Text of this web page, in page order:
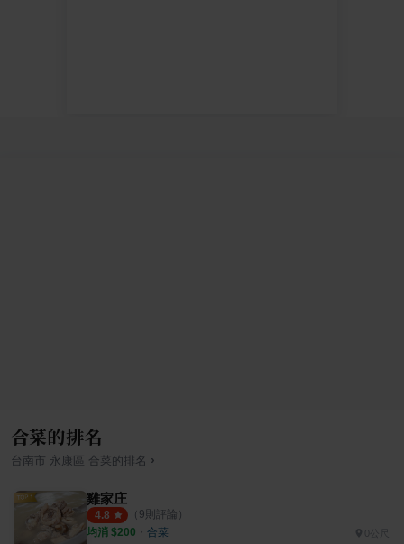
合菜的排名
台南市 永康區 合菜 的排名 ›
雞家庄
4.8 （ 9則評論）
均消 $200 ・ 合菜